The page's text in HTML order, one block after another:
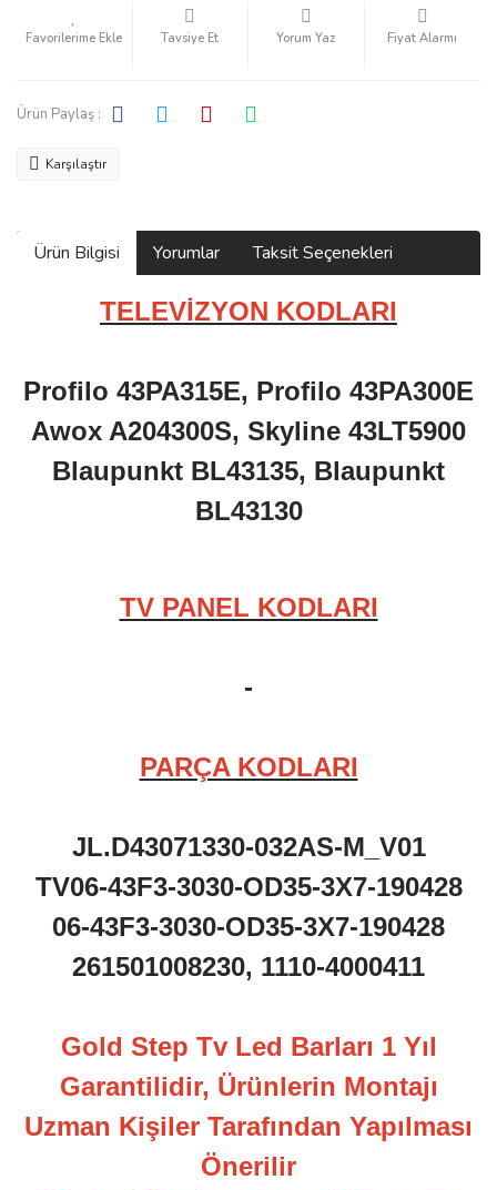
Tavsiye Et Yorum Yaz Fiyat Alarmı
Ürün Paylaş :
Karşılaştır
Ürün Bilgisi Yorumlar Taksit Seçenekleri
TELEVİZYON KODLARI
Profilo 43PA315E, Profilo 43PA300E
Awox A204300S, Skyline 43LT5900
Blaupunkt BL43135, Blaupunkt
BL43130
TV PANEL KODLARI
-
PARÇA KODLARI
JL.D43071330-032AS-M_V01
TV06-43F3-3030-OD35-3X7-190428
06-43F3-3030-OD35-3X7-190428
261501008230, 1110-4000411
Gold Step Tv Led Barları 1 Yıl
Garantilidir, Ürünlerin Montajı
Uzman Kişiler Tarafından Yapılması
Önerilir